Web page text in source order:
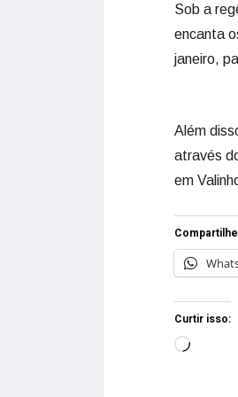
Sob a
encanta
janeiro,
Além
através
em
Curtir isso: